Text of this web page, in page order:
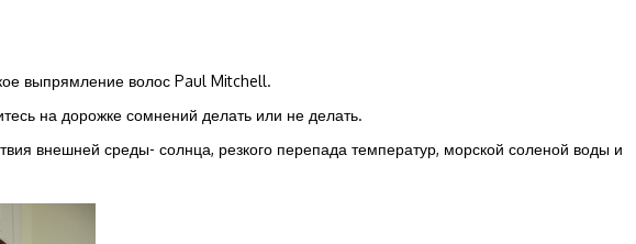
выпрямление волос Paul Mitchell.
на дорожке сомнений делать или не делать.
внешней среды- солнца, резкого перепада температур, морской соленой воды и